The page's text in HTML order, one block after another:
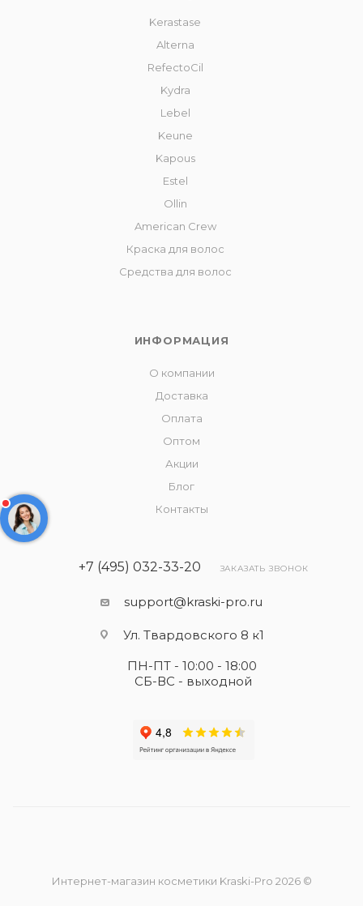
Kerastase
Alterna
RefectoCil
Kydra
Lebel
Keune
Kapous
Estel
Ollin
American Crew
Краска для волос
Средства для волос
ИНФОРМАЦИЯ
О компании
Доставка
Оплата
Оптом
Акции
Блог
Контакты
+7 (495) 032-33-20 ЗАКАЗАТЬ ЗВОНОК
support@kraski-pro.ru
Ул. Твардовского 8 к1
ПН-ПТ - 10:00 - 18:00
СБ-ВС - выходной
Интернет-магазин косметики Kraski-Pro 2026 ©